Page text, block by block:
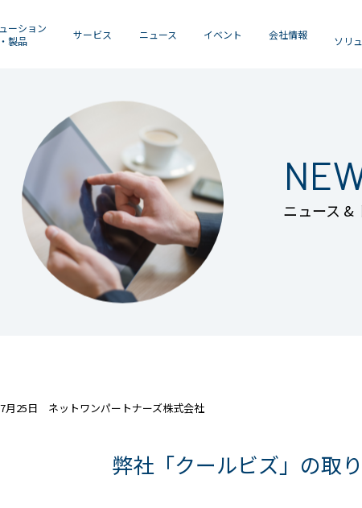
ーション
・製品
サービス ニュース イベント 会社情報
ソリ
ニュース &
月25日 ネットワンパートナーズ株式会社
弊社「クールビズ」の取